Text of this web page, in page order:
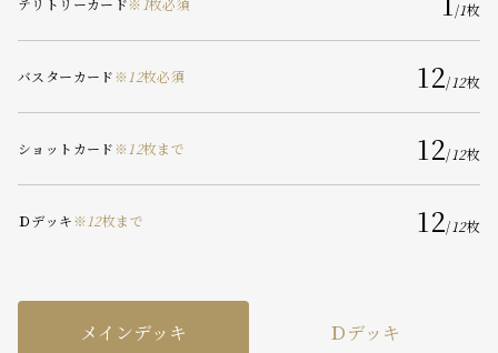
テリトリーカード※ 1枚必須 /1枚
バスターカード※ 12枚必須 12/ 12枚
ショットカード※ 12枚まで 12/ 12枚
Ｄデッキ※ 12枚まで 12/ 12枚
メインデッキ Ｄデッキ